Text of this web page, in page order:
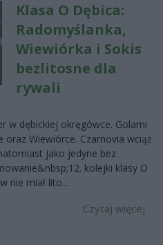
Klasa O Dębica:
Radomyślanka,
Wiewiórka i Sokis
bezlitosne dla
rywali
w dębickiej okręgówce. Golami
oraz Wiewiórce. Czarnovia wciąż
jako jedyne bez
kolejki klasy O
nie miał lito...
Czytaj więcej